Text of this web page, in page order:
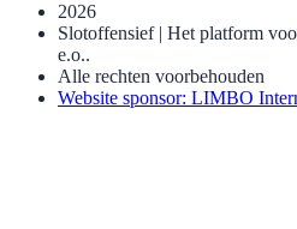
2026
Slotoffensief | Het platform
e.o..
Alle rechten voorbehouden
Website sponsor: LIMBO